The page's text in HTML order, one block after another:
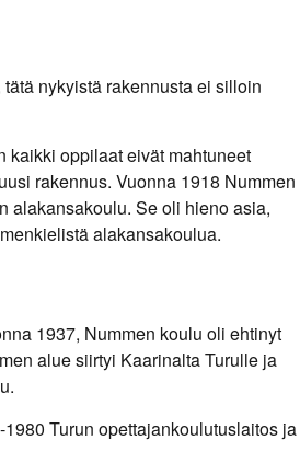
nykyistä rakennusta ei silloin
kaikki oppilaat eivät mahtuneet
rakennus. Vuonna 1918 Nummen
alakansakoulu. Se oli hieno asia,
alakansakoulua.
1937, Nummen koulu oli ehtinyt
alue siirtyi Kaarinalta Turulle ja
Turun opettajankoulutuslaitos ja